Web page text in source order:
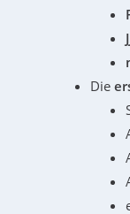
Die